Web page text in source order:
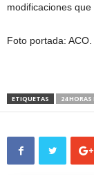
modificaciones
Foto portada: ACO.
ETIQUETAS 24 HORAS